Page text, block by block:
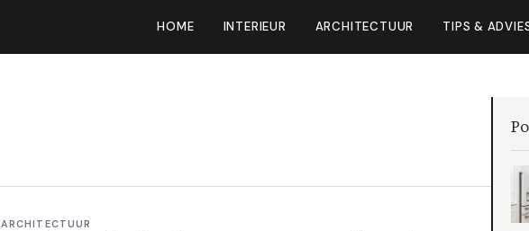
HOME INTERIEUR ARCHITECTUUR TIPS &
ARCHITECTUUR